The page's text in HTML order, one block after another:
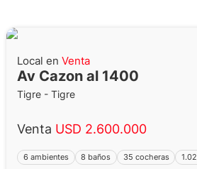
Local enVenta
Av Cazon al 1400
Tigre - Tigre
Venta USD 2.600.000
6 ambientes 8 baños 35 cocheras